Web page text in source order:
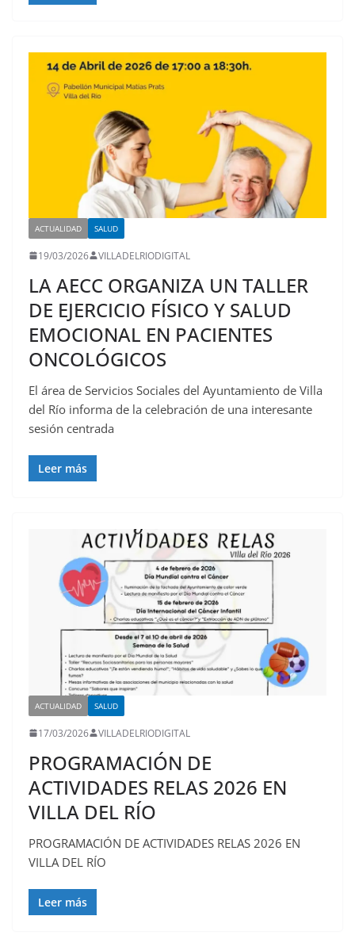
ACTUALIDAD SALUD
19/03/2026 VILLADELRIODIGITAL
LA AECC ORGANIZA UN TALLER
DE EJERCICIO FÍSICO Y SALUD
EMOCIONAL EN PACIENTES
ONCOLÓGICOS
El área de Servicios Sociales del Ayuntamiento de Villa
del Río informa de la celebración de una interesante
sesión centrada
Leer más
ACTUALIDAD SALUD
17/03/2026 VILLADELRIODIGITAL
PROGRAMACIÓN DE
ACTIVIDADES RELAS 2026 EN
VILLA DEL RÍO
PROGRAMACIÓN DE ACTIVIDADES RELAS 2026 EN
VILLA DEL RÍO
Leer más